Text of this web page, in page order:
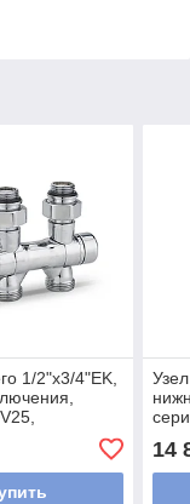
1/2"х3/4"EK,
угловой/
термоголовку
обратки.
14